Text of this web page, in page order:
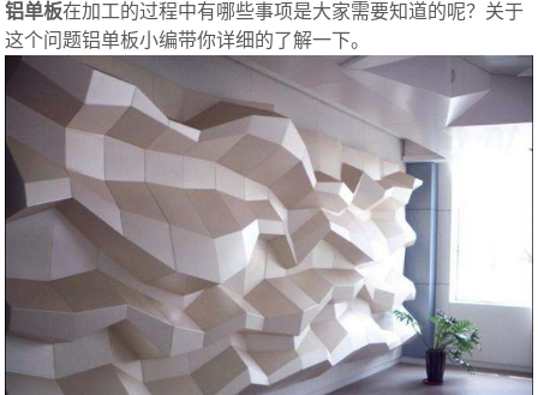
铝单板在加工的过程中有哪些事项是大家需要知道的呢？关于
这个问题铝单板小编带你详细的了解一下。